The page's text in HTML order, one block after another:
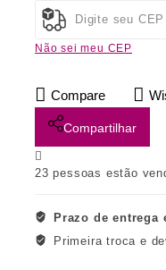
Não sei meu CEP
Compare
Compartilhar
23 pessoas estão
Prazo de entrega
Primeira troca e